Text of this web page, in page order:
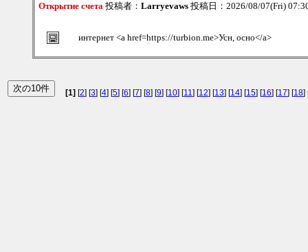
Открытие счета 投稿者： Larryevaws 投稿日：2026/08/07(Fri)
интернет <a href=https://turbion.me>Усн, осно</a>
[1] [2] [3] [4] [5] [6] [7] [8] [9] [10] [11] [12] [13] [14] [15] [16] [17] [18]